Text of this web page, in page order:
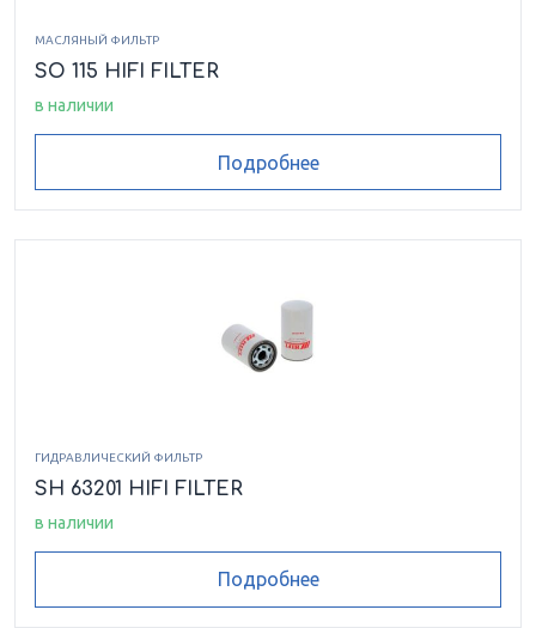
МАСЛЯНЫЙ ФИЛЬТР
SO 115 HIFI FILTER
в наличии
Подробнее
ГИДРАВЛИЧЕСКИЙ ФИЛЬТР
SH 63201 HIFI FILTER
в наличии
Подробнее